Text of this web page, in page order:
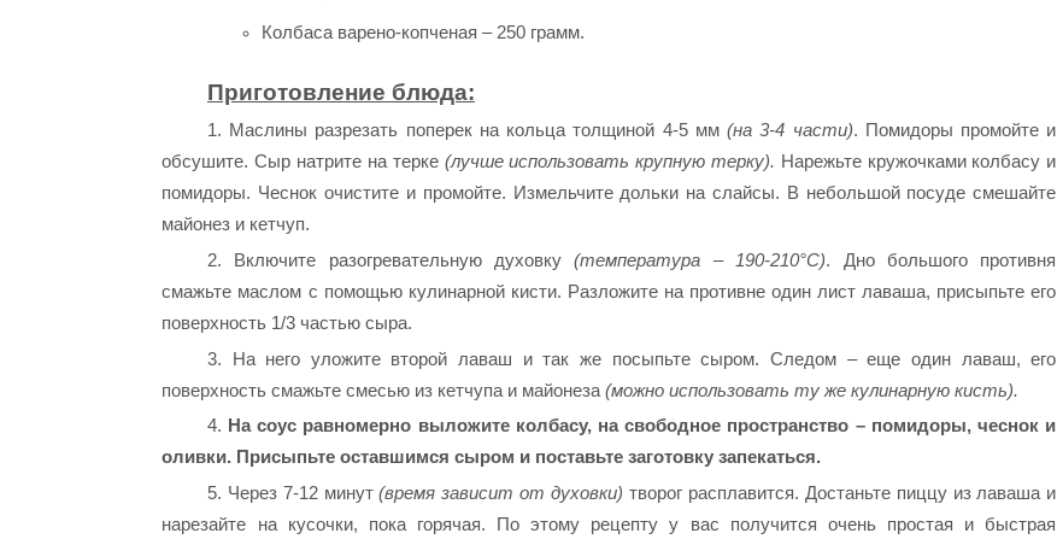
Колбаса варено-копченая – 250 грамм.
Приготовление блюда:
1. Маслины разрезать поперек на кольца толщиной 4-5 мм(на 3-4 части). Помидоры промойте и
обсушите. Сыр натрите на терке (лучше использовать крупную терку). Нарежьте кружочками колбасу и
помидоры. Чеснок очистите и промойте. Измельчите дольки на слайсы. В небольшой посуде смешайте
майонез и кетчуп.
2. Включите разогревательную духовку(температура – ​​190-210°C). Дно большого противня
смажьте маслом с помощью кулинарной кисти. Разложите на противне один лист лаваша, присыпьте его
поверхность 1/3 частью сыра.
3. На него уложите второй лаваш и так же посыпьте сыром. Следом – еще один лаваш, его
поверхность смажьте смесью из кетчупа и майонеза(можно использовать ту же кулинарную кисть).
4. На соус равномерно выложите колбасу, на свободное пространство – помидоры, чеснок и
оливки. Присыпьте оставшимся сыром и поставьте заготовку запекаться.
5. Через 7-12 минут(время зависит от духовки) творог расплавится. Достаньте пиццу из лаваша и
нарезайте на кусочки, пока горячая. По этому рецепту у вас получится очень простая и быстрая